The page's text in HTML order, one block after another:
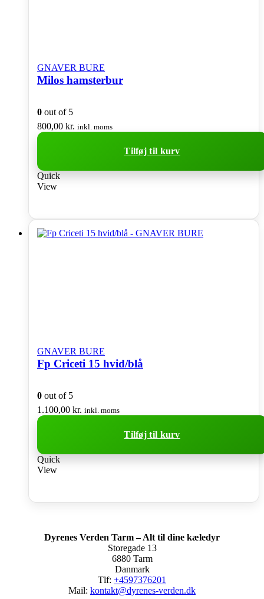
GNAVER BURE
Milos hamsterbur
0 out of 5
800,00 kr. inkl. moms
Tilføj til kurv
Quick
View
GNAVER BURE
Fp Criceti 15 hvid/blå
0 out of 5
1.100,00 kr. inkl. moms
Tilføj til kurv
Quick
View
Dyrenes Verden Tarm – Alt til dine kæledyr
Storegade 13
6880 Tarm
Danmark
Tlf: +4597376201
Mail: kontakt@dyrenes-verden.dk